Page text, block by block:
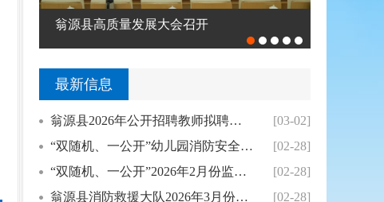
翁源县高质量发展大会召开
最新信息
翁源县2026年公开招聘教师拟聘用人员公示（...
[03-02]
“双随机、一公开”幼儿园消防安全专项整治2月...
[02-28]
“双随机、一公开”2026年2月份监督抽查结...
[02-28]
翁源县消防救援大队2026年3月份县级“双随...
[02-28]